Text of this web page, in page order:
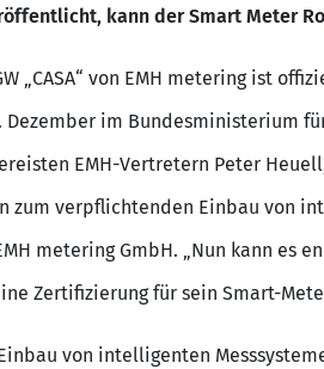
kann der Smart Meter
„CASA“ von EMH metering ist
im Bundesministerium
EMH-Vertretern Peter
zum verpflichtenden Einbau von
metering GmbH. „Nun kann es
Zertifizierung für sein Smart-
von intelligenten